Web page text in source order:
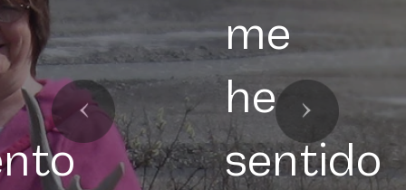
me
he
sentido